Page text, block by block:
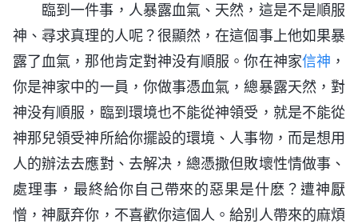
臨到一件事，人暴露血氣、天然，這是不是順服
神、尋求真理的人呢？很顯然，在這個事上他如果暴
露了血氣，那他肯定對神没有順服。你在神家信神 ，
你是神家中的一員，你做事憑血氣，總暴露天然，對
神没有順服，臨到環境也不能從神領受，就是不能從
神那兒領受神所給你擺設的環境、人事物，而是想用
人的辦法去應對、去解决，總憑撒但敗壞性情做事、
處理事，最終給你自己帶來的惡果是什麽？遭神厭
憎，神厭弃你，不喜歡你這個人。給别人帶來的麻煩